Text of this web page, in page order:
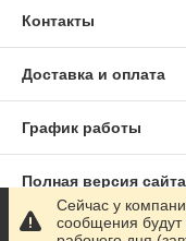
Контакты
Доставка и оплата
График работы
Полная версия сайта
Сайт создан на
Сейчас у
сообщения